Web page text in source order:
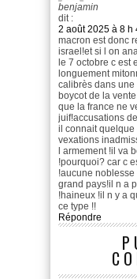
benjamin
dit :
2 août 2025 à 8 h
macron est donc
israel!et si l on
le 7 octobre c est
longuement
calibrès dans
boycot de la
que la france ne
juif!accusations
il connait
vexations
l armement !il va
!pourquoi? car c
!aucune
grand pays!il n a
!haineux !il n y a
ce type !!
Répondre